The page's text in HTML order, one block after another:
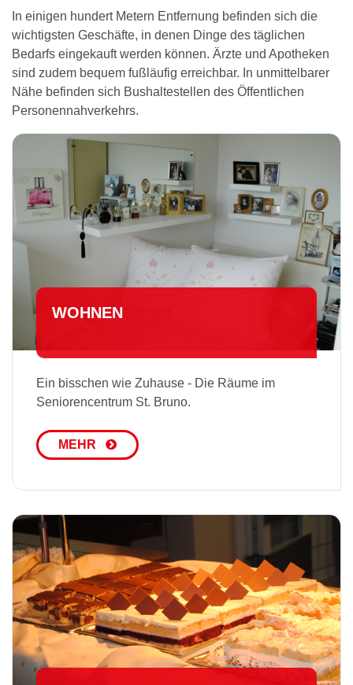
In einigen hundert Metern Entfernung befinden sich die
wichtigsten Geschäfte, in denen Dinge des täglichen
Bedarfs eingekauft werden können. Ärzte und Apotheken
sind zudem bequem fußläufig erreichbar. In unmittelbarer
Nähe befinden sich Bushaltestellen des Öffentlichen
Personennahverkehrs.
WOHNEN
Ein bisschen wie Zuhause - Die Räume im
Seniorencentrum St. Bruno.
MEHR